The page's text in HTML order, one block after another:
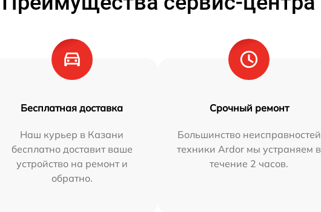
Бесплатная доставка
Наш курьер в Казани
бесплатно доставит ваше
устройство на ремонт и
обратно.
Срочный ремонт
Большинство неисправностей
техники Ardor мы устраняем в
течение 2 часов.